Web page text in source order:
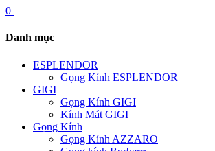
0
Danh mục
ESPLENDOR
Gọng Kính ESPLENDOR
GIGI
Gọng Kính GIGI
Kính Mát GIGI
Gọng Kính
Gọng Kính AZZARO